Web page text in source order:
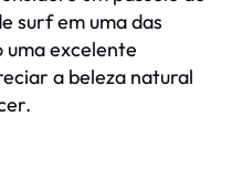
surf em uma das
uma excelente
a beleza natural